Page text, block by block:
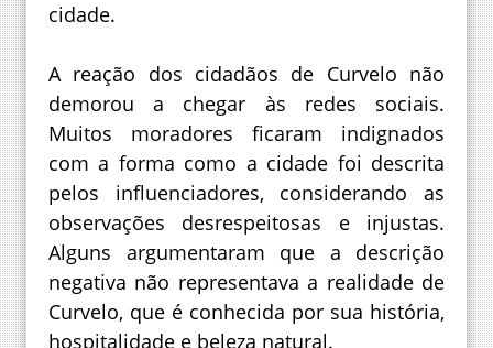
cidade.
A reação dos cidadãos de Curvelo não
demorou a chegar às redes sociais.
Muitos moradores ficaram indignados
com a forma como a cidade foi descrita
pelos influenciadores, considerando as
observações desrespeitosas e injustas.
Alguns argumentaram que a descrição
negativa não representava a realidade de
Curvelo, que é conhecida por sua história,
hospitalidade e beleza natural.